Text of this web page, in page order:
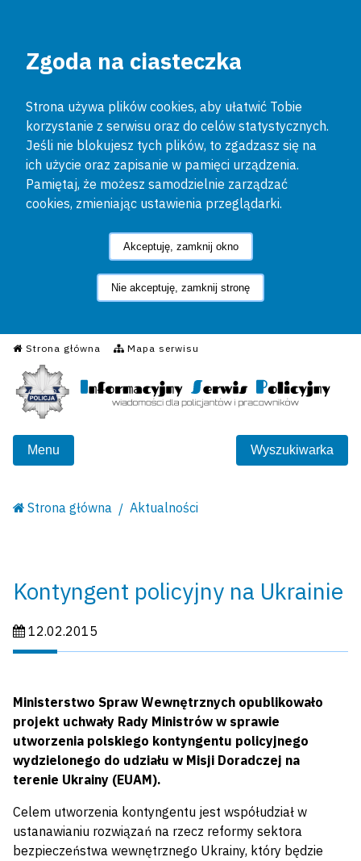
Zgoda na ciasteczka
Strona używa plików cookies, aby ułatwić Tobie
korzystanie z serwisu oraz do celów statystycznych.
Jeśli nie blokujesz tych plików, to zgadzasz się na
ich użycie oraz zapisanie w pamięci urządzenia.
Pamiętaj, że możesz samodzielnie zarządzać
cookies, zmieniając ustawienia przeglądarki.
Akceptuję, zamknij okno
Nie akceptuję, zamknij stronę
Strona główna Mapa serwisu
Informacyjny Serwis
Menu Wyszukiwarka
Strona główna Aktualności
Kontyngent policyjny na Ukrainie
Data publikacji:
12.02.2015
Ministerstwo Spraw Wewnętrznych opublikowało
projekt uchwały Rady Ministrów w sprawie
utworzenia polskiego kontyngentu policyjnego
wydzielonego do udziału w Misji Doradczej na
terenie Ukrainy (EUAM).
Celem utworzenia kontyngentu jest współudział w
ustanawianiu rozwiązań na rzecz reformy sektora
bezpieczeństwa wewnętrznego Ukrainy, który będzie